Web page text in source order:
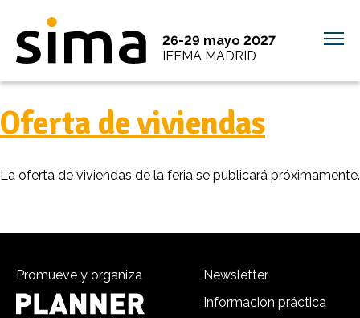
26-29 mayo 2027
IFEMA MADRID
Oferta de viviendas
La oferta de viviendas de la feria se publicará próximamente.
Promueve y organiza
Newsletter
Información práctica